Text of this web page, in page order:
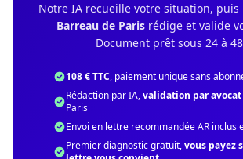
Notre IA recueille votre situation, puis
Barreau de Paris rédige et valide
Document prêt sous 24 à
108 € TTC, paiement unique sans
Rédaction par IA,validation par avocat
Paris
Envoi en lettre recommandée AR inclus
Premier diagnostic gratuit,vous payez